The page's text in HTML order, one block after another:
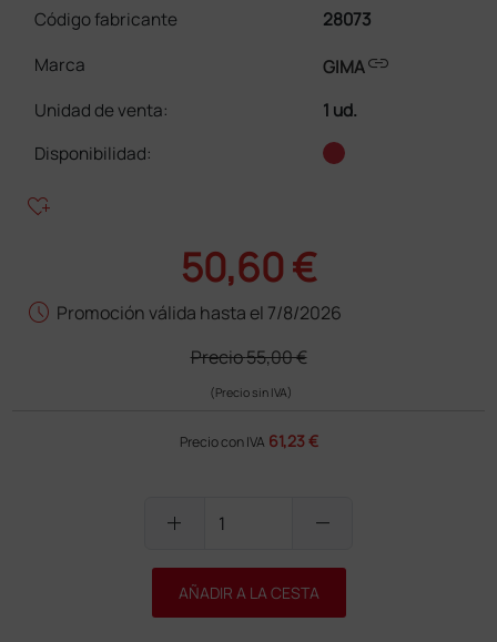
Código fabricante
28073
Marca
GIMAlink
Unidad de venta:
1 ud.
Disponibilidad:
heart_plus
50,60 €
schedule Promoción válida hasta el 7/8/2026
Precio55,00 €
(Precio sin IVA)
Precio con IVA 61,23 €
add remove
AÑADIR A LA CESTA